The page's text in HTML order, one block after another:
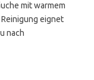
mit warmem
eignet
nach